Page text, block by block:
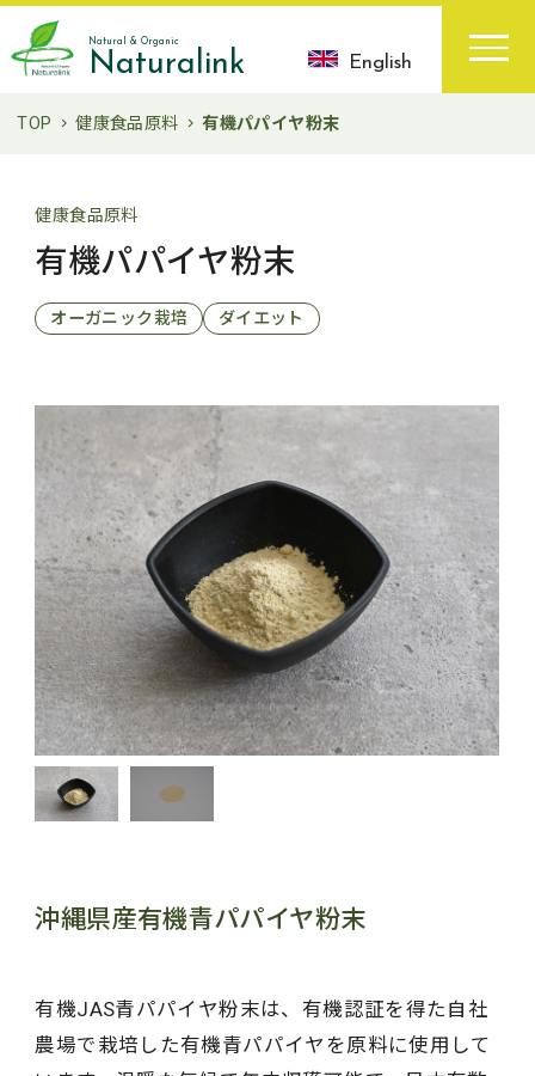
Natural & Organic
Naturalink English
TOP 健康食品原料 有機パパイヤ粉末
健康食品原料
有機パパイヤ粉末
オーガニック栽培 ダイエット
沖縄県産有機青パパイヤ粉末
有機JAS青パパイヤ粉末は、有機認証を得た自社
農場で栽培した有機青パパイヤを原料に使用して